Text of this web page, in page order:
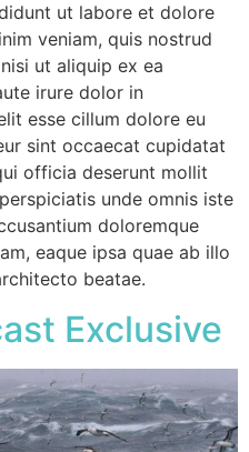
ut labore et dolore
veniam, quis nostrud
ut aliquip ex ea
irure dolor in
esse cillum dolore eu
sint occaecat cupidatat
officia deserunt mollit
unde omnis iste
doloremque
eaque ipsa quae ab illo
beatae.
Exclusive